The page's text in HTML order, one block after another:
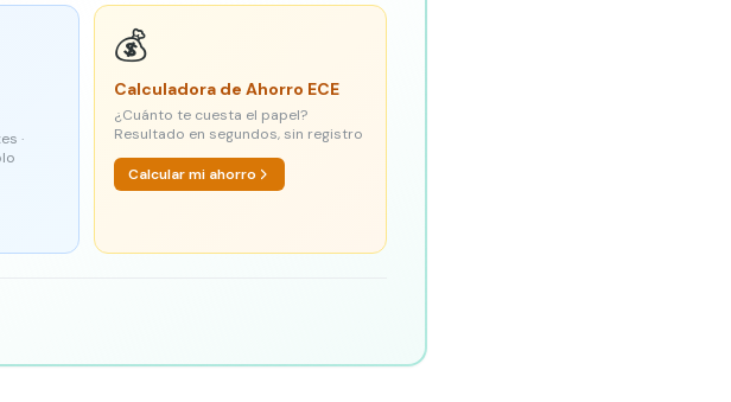
·
💰
Calculadora de Ahorro ECE
¿Cuánto te cuesta el papel?
Resultado en segundos, sin registro
Calcular mi ahorro